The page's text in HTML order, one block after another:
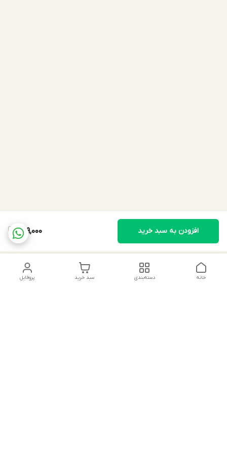
899,000 افزودن به سبد خرید
پروفایل سبد خرید دسته‌بندی خانه